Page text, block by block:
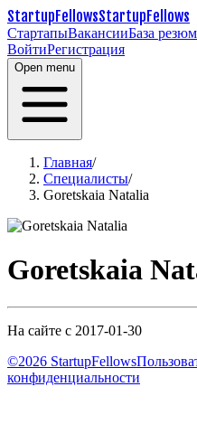
StartupFellowsStartupFellows
СтартапыВакансииБаза
ВойтиРегистрация
Open menu
Главная/
Специалисты/
Goretskaia Natalia
Goretskaia
На сайте с 2017-01-30
©2026 StartupFellows
конфиденциальности